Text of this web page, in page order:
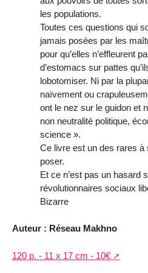
les populations.
Toutes ces questions qui
jamais posées par les
pour qu’elles n’effleurent
d’estomacs sur pattes
lobotomiser. Ni par la
naïvement ou
ont le nez sur le guidon et
non neutralité politique,
science ».
Ce livre est un des rares
poser.
Et ce n’est pas un hasard
révolutionnaires sociaux
Bizarre
Auteur : Réseau Makhno
120 p. - 11 x 17 cm - 10€